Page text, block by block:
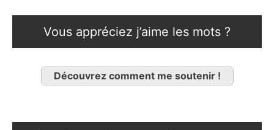
Vous appréciez j’aime les mots ?
Découvrez comment me soutenir !